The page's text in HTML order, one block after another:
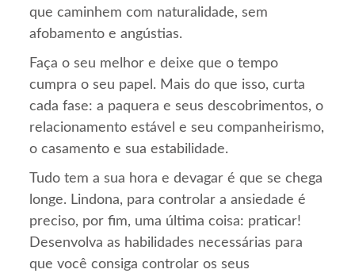
que caminhem com naturalidade, sem
afobamento e angústias.
Faça o seu melhor e deixe que o tempo
cumpra o seu papel. Mais do que isso, curta
cada fase: a paquera e seus descobrimentos, o
relacionamento estável e seu companheirismo,
o casamento e sua estabilidade.
Tudo tem a sua hora e devagar é que se chega
longe. Lindona, para controlar a ansiedade é
preciso, por fim, uma última coisa: praticar!
Desenvolva as habilidades necessárias para
que você consiga controlar os seus